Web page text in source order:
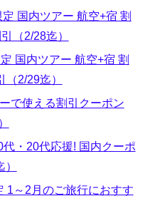
▼
国内ツアー 航空+宿 割
（2/28迄）
国内ツアー 航空+宿 割
2/29迄）
で使える割引クーポン
代・20代応援! 国内クーポ
1～2月のご旅行におすす